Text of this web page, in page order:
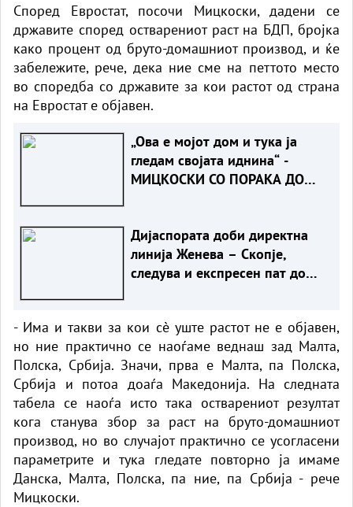
Според Евростат, посочи Мицкоски, дадени се
државите според остварениот раст на БДП, бројка
како процент од бруто-домашниот производ, и ќе
забележите, рече, дека ние сме на петтото место
во споредба со државите за кои растот од страна
на Евростат е објавен.
„Ова е мојот дом и тука ја
гледам својата иднина“ -
МИЦКОСКИ СО ПОРАКА ДО
Дијаспората доби директна
линија Женева – Скопје,
следува и експресен пат до
- Има и такви за кои сè уште растот не е објавен,
но ние практично се наоѓаме веднаш зад Малта,
Полска, Србија. Значи, прва е Малта, па Полска,
Србија и потоа доаѓа Македонија. ​На следната
табела се наоѓа исто така остварениот резултат
кога станува збор за раст на бруто-домашниот
производ, но во случајот практично се усогласени
параметрите и тука гледате повторно ја имаме
Данска, Малта, Полска, па ние, па Србија - рече
Мицкоски.